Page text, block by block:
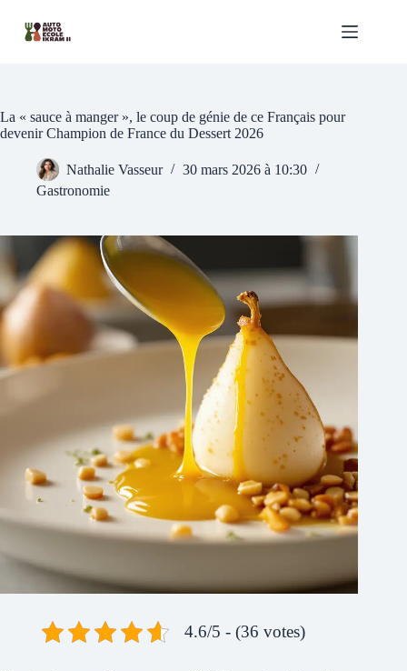
contenu
La « sauce à manger », le coup de génie de ce Français pour
devenir Champion de France du Dessert 2026
Nathalie Vasseur
30 mars 2026 à 10:30
Gastronomie
4.6/5 - (36 votes)